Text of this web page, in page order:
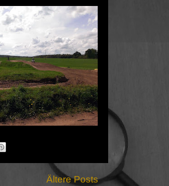
Ältere Posts